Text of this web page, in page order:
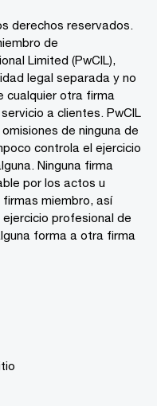
derechos reservados.
de
Limited (PwCIL),
legal separada y no
cualquier otra firma
a clientes. PwCIL
de ninguna de
controla el ejercicio
Ninguna firma
por los actos u
miembro, así
profesional de
forma a otra firma